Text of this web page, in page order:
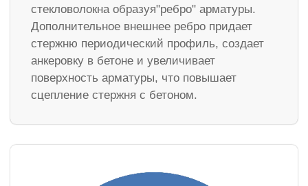
стекловолокна образуя"ребро" арматуры.
Дополнительное внешнее ребро придает
стержню периодический профиль, создает
анкеровку в бетоне и увеличивает
поверхность арматуры, что повышает
сцепление стержня с бетоном.